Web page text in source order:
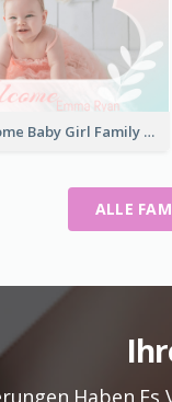
Welcome Baby Girl Family Photo Book
ALLE
Haben